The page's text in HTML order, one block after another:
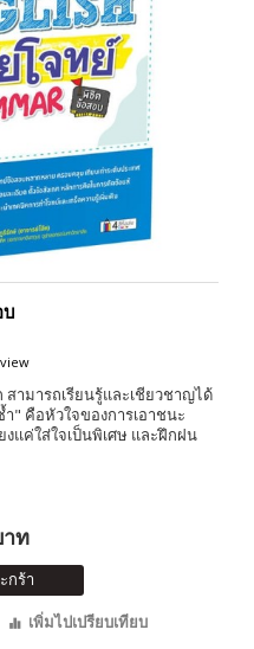
ามารถเรียนรู้และเชียวชาญได้
" คือหัวใจของการเอาชนะ
งแค่ใส่ใจเป็นพิเศษ และฝึกฝน
าท
กร้า
เพิ่มไปเปรียบเทียบ